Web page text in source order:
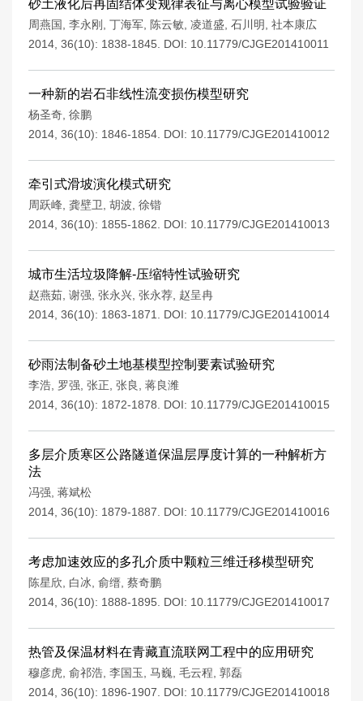
砂土液化后再固结体变规律表征与离心模型试验验证
周燕国 李永刚 丁海军 陈云敏 凌道盛 石川明
社本康広
2014, 36(10): 1838-1845.
DOI: 10.11779/CJGE201410011
一种新的岩石非线性流变损伤模型研究
杨圣奇 徐鹏
2014, 36(10): 1846-1854. DOI: 10.11779/CJGE201410012
牵引式滑坡演化模式研究
周跃峰 龚壁卫 胡波 徐锴
2014, 36(10): 1855-1862.
DOI: 10.11779/CJGE201410013
城市生活垃圾降解-压缩特性试验研究
赵燕茹 谢强 张永兴 张永荐 赵呈冉
2014, 36(10): 1863-1871.
DOI: 10.11779/CJGE201410014
砂雨法制备砂土地基模型控制要素试验研究
李浩 罗强 张正 张良
蒋良潍
2014, 36(10): 1872-1878.
DOI: 10.11779/CJGE201410015
多层介质寒区公路隧道保温层厚度计算的一种解析方
法
冯强 蒋斌松
2014, 36(10): 1879-1887.
DOI: 10.11779/CJGE201410016
考虑加速效应的多孔介质中颗粒三维迁移模型研究
陈星欣 白冰 俞缙 蔡奇鹏
2014, 36(10): 1888-1895.
DOI: 10.11779/CJGE201410017
热管及保温材料在青藏直流联网工程中的应用研究
穆彦虎 俞祁浩 李国玉 马巍 毛云程 郭磊
2014, 36(10): 1896-1907.
DOI: 10.11779/CJGE201410018